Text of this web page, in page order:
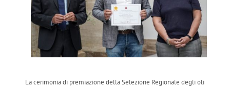
La cerimonia di premiazione della Selezione Regionale degli oli